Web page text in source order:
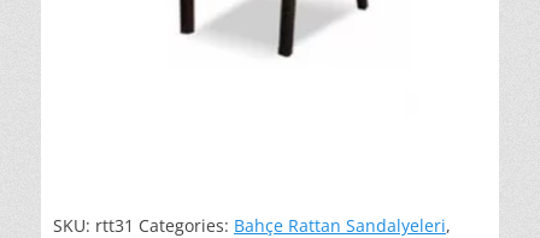
SKU: rtt31 Categories: Bahçe Rattan Sandalyeleri,